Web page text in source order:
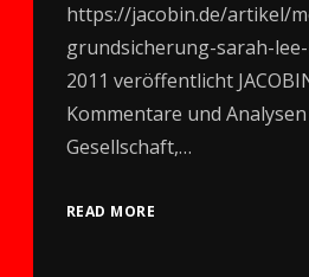
https://jacobin.de/artikel/
grundsicherung-sarah-
2011 veröffentlicht
Kommentare und
Gesellschaft,…
READ MORE